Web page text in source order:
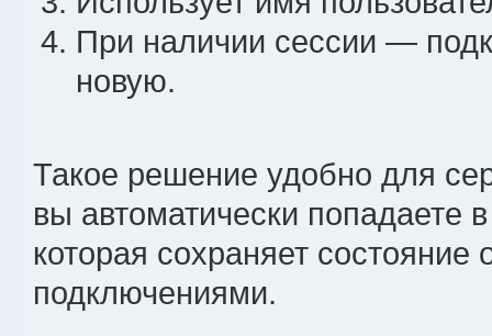
unbind l
# Префикс на клавишу `
bind ` send-prefix
# Включение мыши
bind m \
set -g mouse on \;\
При наличии сессии —
новую.
Такое решение удобно для
вы автоматически попадаете
которая сохраняет
подключениями.